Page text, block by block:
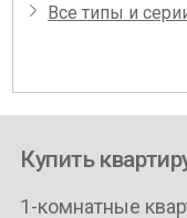
Все типы и
Купить
1-комнатные